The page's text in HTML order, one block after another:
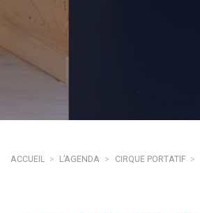
ACCUEIL > L’AGENDA > CIRQUE PORTATIF >